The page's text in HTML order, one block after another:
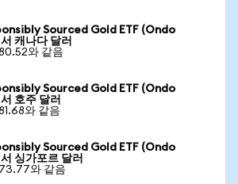
Sourced Gold ETF (Ondo
캐나다 달러
와 같음
Sourced Gold ETF (Ondo
호주 달러
와 같음
Sourced Gold ETF (Ondo
싱가포르 달러
와 같음